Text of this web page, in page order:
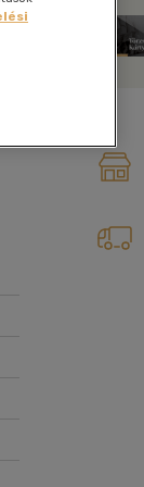
Vallás, mitológia